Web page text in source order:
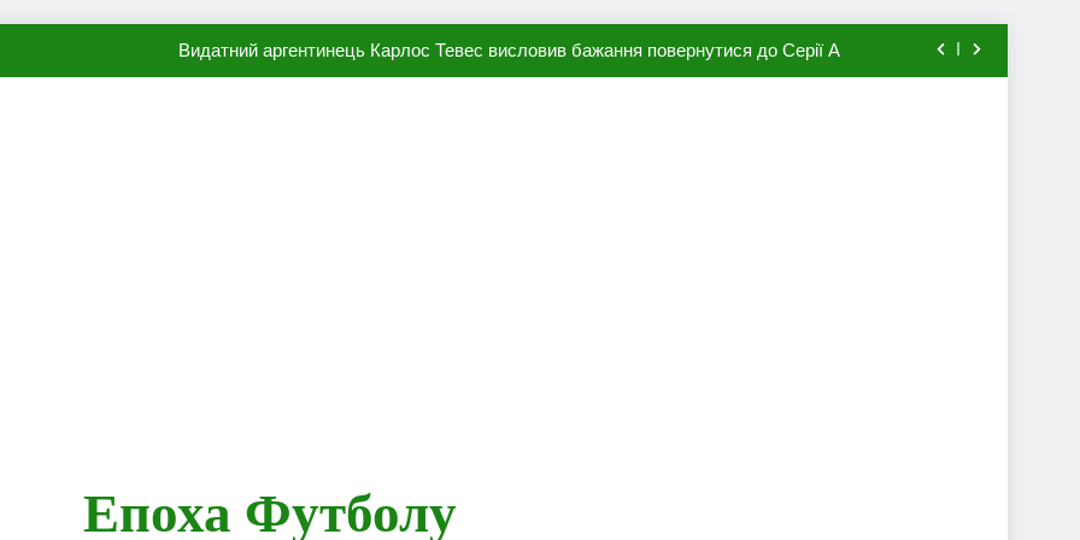
Видатний аргентинець Карлос Тевес висловив бажання повернутися до Серії А
Епоха Футболу